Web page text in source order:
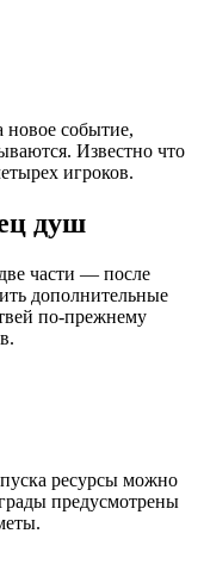
новое событие,
Известно что
игроков.
душ
части — после
дополнительные
по-прежнему
ресурсы можно
предусмотрены